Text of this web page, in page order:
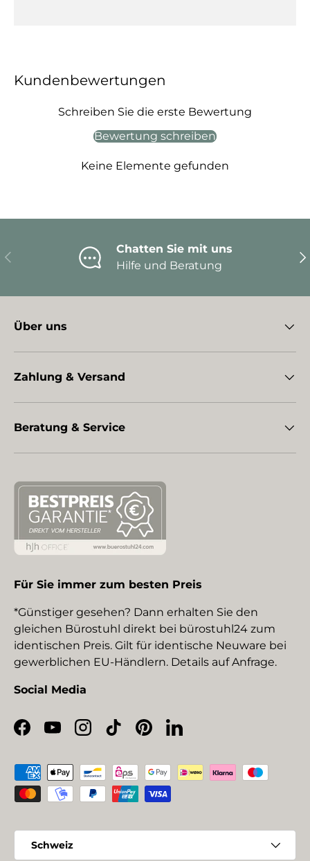
Kundenbewertungen
Schreiben Sie die erste Bewertung
Bewertung schreiben
Keine Elemente gefunden
Vorherige
Chatten Sie mit uns
Hilfe und Beratung
Über uns
Zahlung & Versand
Beratung & Service
Für Sie immer zum besten Preis
*Günstiger gesehen? Dann erhalten Sie den
gleichen Bürostuhl direkt bei bürostuhl24 zum
identischen Preis. Gilt für identische Neuware bei
gewerblichen EU-Händlern. Details auf Anfrage.
Social Media
Facebook
YouTubeInstagram
TikTokPinterestLinkedIn
Zahlungsmethoden
Schweiz